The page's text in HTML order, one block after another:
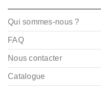
Qui sommes-nous ?
FAQ
Nous contacter
Catalogue